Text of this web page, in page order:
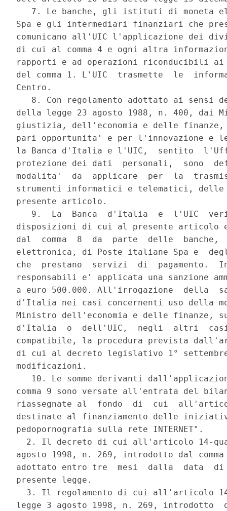
7. Le banche, gli istituti di moneta
Spa e gli intermediari finanziari che
comunicano all'UIC l'applicazione dei
di cui al comma 4 e ogni altra
rapporti e ad operazioni riconducibili
del comma 1. L'UIC  trasmette  le
Centro.
8. Con regolamento adottato ai sensi
della legge 23 agosto 1988, n. 400,
giustizia, dell'economia e delle
pari opportunita' e per l'innovazione e
la Banca d'Italia e l'UIC,  sentito
protezione dei dati  personali,  sono
modalita'  da  applicare  per  la
strumenti informatici e telematici,
presente articolo.
9.  La  Banca  d'Italia  e  l'UIC
disposizioni di cui al presente articolo
dal  comma  8  da  parte  delle
elettronica, di Poste italiane Spa e
che  prestano  servizi  di  pagamento.
responsabili e' applicata una sanzione
a euro 500.000. All'irrogazione  della
d'Italia nei casi concernenti uso della
Ministro dell'economia e delle finanze,
d'Italia  o  dell'UIC,  negli  altri
compatibile, la procedura prevista
di cui al decreto legislativo 1°
modificazioni.
10. Le somme derivanti
comma 9 sono versate all'entrata del
riassegnate al  fondo  di  cui
destinate al finanziamento delle
pedopornografia sulla rete INTERNET".
2. Il decreto di cui all'articolo 14-
agosto 1998, n. 269, introdotto dal
adottato entro tre  mesi  dalla  data
presente legge.
3. Il regolamento di cui all'articolo
legge 3 agosto 1998, n. 269, introdotto